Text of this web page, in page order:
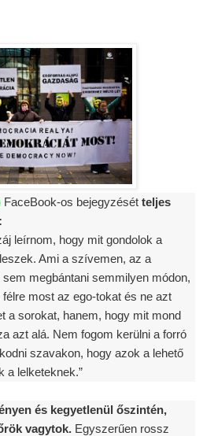
FaceBook-os bejegyzését teljes
leírnom, hogy mit gondolok a
Ami a szívemen, az a
megbántani semmilyen módon,
most az ego-tokat és ne azt
a sorokat, hanem, hogy mit mond
azt alá. Nem fogom kerülni a forró
szavakon, hogy azok a lehető
a lelketeknek.”
és kegyetlenül őszintén,
vagytok. Egyszerűen rossz